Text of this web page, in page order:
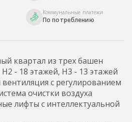
Коммунальные платежи
По потреблению
квартал из трех башен
- 18 этажей, H3 - 13 этажей
с регулированием
очистки воздуха
лифты с интеллектуальной